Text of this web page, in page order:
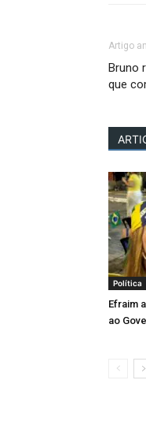
Artigo
Bruno
que
Política
Efraim
ao